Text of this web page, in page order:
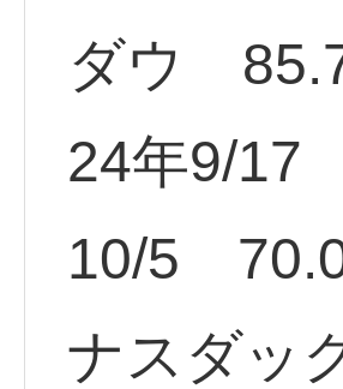
ダウ
24年9/
10/5
ナスダ